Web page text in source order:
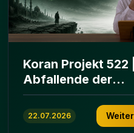
Koran Projekt 522 |
Abfallende der
islamischen
Gemeinschaft |
ʿImrān 86-102
22.07.2026